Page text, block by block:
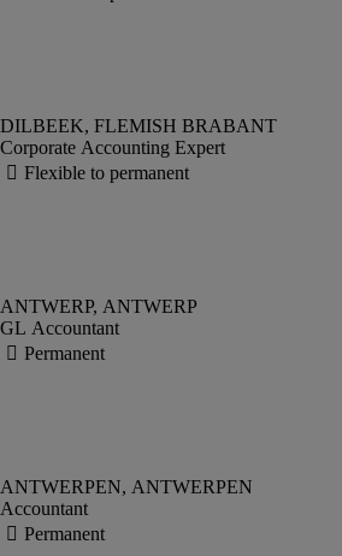
Corporate Accounting Expert
GL Accountant
Accountant